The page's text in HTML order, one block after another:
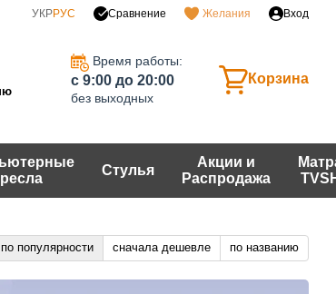
УКРРУС Сравнение Желания Вход
Время работы:
c 9:00 до 20:00
без выходных
Корзина
Стулья
Акции и
Распродажа
по популярности сначала дешевле по названию